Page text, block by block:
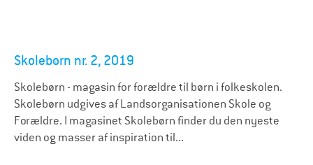
Skolebørn nr. 2, 2019
Skolebørn - magasin for forældre til børn i folkeskolen.
Skolebørn udgives af Landsorganisationen Skole og
Forældre. I magasinet Skolebørn finder du den nyeste
viden og masser af inspiration til...